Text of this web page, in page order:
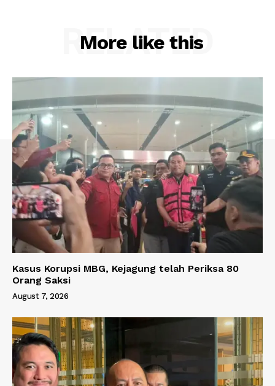
More like this
RELATED
Kasus Korupsi MBG, Kejagung telah Periksa 80
Orang Saksi
August 7, 2026